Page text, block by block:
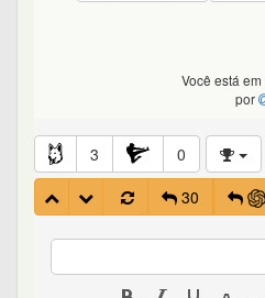
Você está em
por
3 0
30